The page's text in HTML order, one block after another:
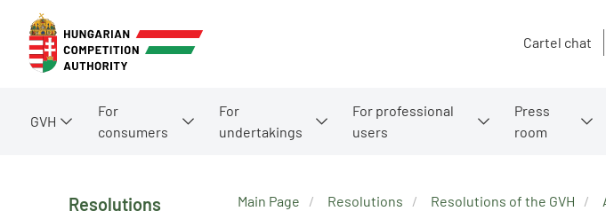
Cartel chat
GVH
For
consumers
For
undertakings
For professional
users
Press
room
Resolutions Main Page Resolutions Resolutions of the GVH